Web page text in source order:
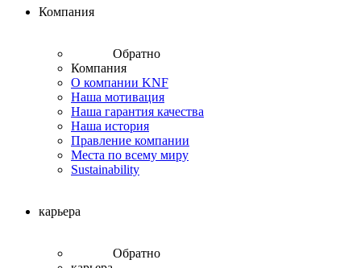
Компания
Обратно
Компания
О компании KNF
Наша мотивация
Наша гарантия качества
Наша история
Правление компании
Места по всему миру
Sustainability
карьера
Обратно